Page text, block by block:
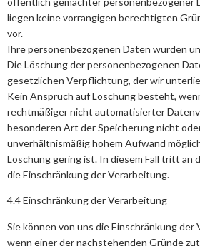
liegen keine vorrangigen berechtigten
vor.
Ihre personenbezogenen Daten wurden
Die Löschung der personenbezogenen
gesetzlichen Verpflichtung, der wir
Kein Anspruch auf Löschung besteht,
rechtmäßiger nicht automatisierter
besonderen Art der Speicherung nicht
unverhältnismäßig hohem Aufwand
Löschung gering ist. In diesem Fall tritt an
die Einschränkung der Verarbeitung.
4.4 Einschränkung der Verarbeitung
Sie können von uns die Einschränkung der
wenn einer der nachstehenden Gründe